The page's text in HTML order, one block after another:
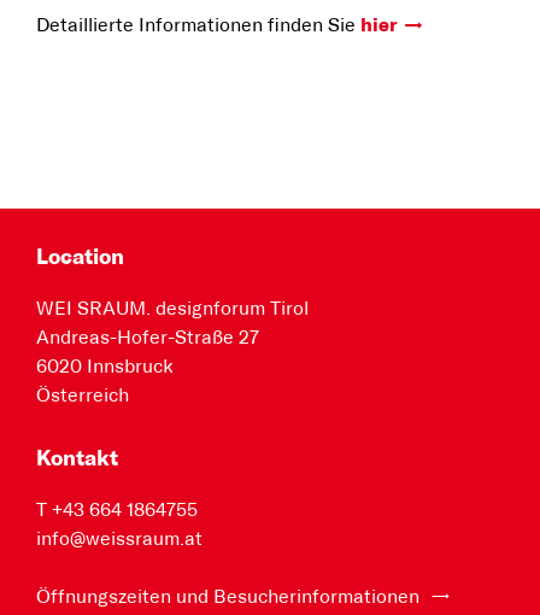
Detaillierte Informationen finden Sie hier
Location
WEI SRAUM. designforum Tirol
Andreas-Hofer-Straße 27
6020 Innsbruck
Österreich
Kontakt
T +43 664 1864755
info@weissraum.at
Öffnungszeiten und Besucherinformationen